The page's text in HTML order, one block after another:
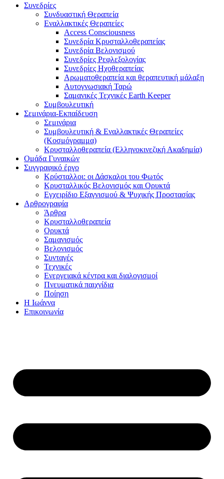
Συνεδρίες
Συνδυαστική Θεραπεία
Εναλλακτικές Θεραπείες
Access Consciousness
Συνεδρία Κρυσταλλοθεραπείας
Συνεδρία Βελονισμού
Συνεδρίες Ρεφλεξολογίας
Συνεδρίες Ηχοθεραπείας
Αρωματοθεραπεία και θεραπευτική μάλαξη
Αυτογνωσιακή Ταρώ
Σαμανικές Τεχνικές Earth Keeper
Συμβουλευτική
Σεμινάρια-Εκπαίδευση
Σεμινάρια
Συμβουλευτική & Εναλλακτικές Θεραπείες
(Κοσμόγραμμα)
Κρυσταλλοθεραπεία (Ελληνοκινεζική Ακαδημία)
Ομάδα Γυναικών
Συγγραφικό έργο
Κρύσταλλοι: οι Δάσκαλοι του Φωτός
Κρυσταλλικός Βελονισμός και Ορυκτά
Εγχειρίδιο Εξαγνισμού & Ψυχικής Προστασίας
Αρθρογραφία
Άρθρα
Κρυσταλλοθεραπεία
Ορυκτά
Σαμανισμός
Βελονισμός
Συνταγές
Τεχνικές
Ενεργειακά κέντρα και διαλογισμοί
Πνευματικά παιχνίδια
Ποίηση
Η Ιωάννα
Επικοινωνία